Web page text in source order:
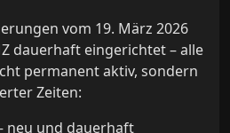
vom 19. März 2026
dauerhaft eingerichtet – alle
permanent aktiv, sondern
Zeiten:
neu und dauerhaft